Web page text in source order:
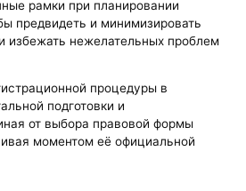
рамки при планировании
предвидеть и минимизировать
избежать нежелательных проблем
процедуры в
подготовки и
от выбора правовой формы
моментом её официальной